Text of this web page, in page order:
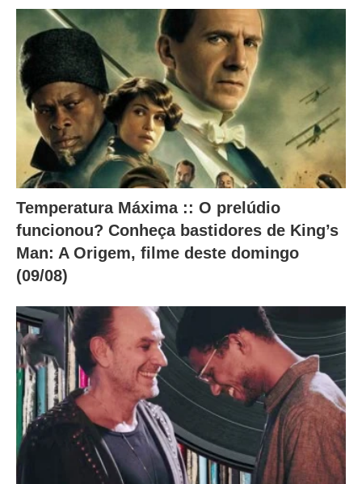
a
x
o
Temperatura Máxima :: O prelúdio
funcionou? Conheça bastidores de King’s
Man: A Origem, filme deste domingo
(09/08)